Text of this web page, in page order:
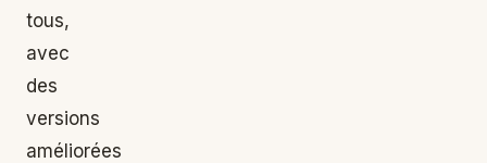
tous,
avec
des
versions
améliorées